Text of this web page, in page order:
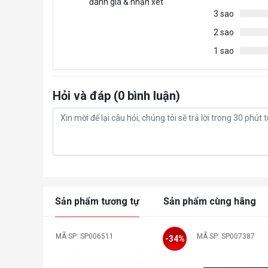
Side: EK-
The EK-Quantum Reflection PC-O11D
simple mounting mechanism, and multiple
make to create a clean looking loop. It is
Engineered to be mounted on the front
3 sao
2 sao
1 sao
Hỏi và đáp (0 bình luận)
Sản phẩm tương tự Sản phẩm cùng hãng
MÃ SP: SP006511 -34% MÃ SP: SP007387